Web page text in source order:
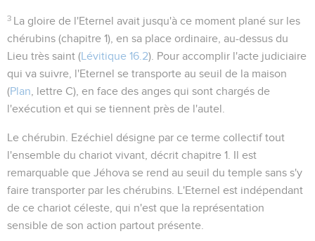
3 La gloire de l'Eternel avait jusqu'à ce moment plané sur les
chérubins (chapitre 1), en sa place ordinaire, au-dessus du
Lieu très saint (Lévitique 16.2). Pour accomplir l'acte judiciaire
qui va suivre, l'Eternel se transporte au seuil de la maison
(Plan , lettre C), en face des anges qui sont chargés de
l'exécution et qui se tiennent près de l'autel.
Le chérubin . Ezéchiel désigne par ce terme collectif tout
l'ensemble du chariot vivant, décrit chapitre 1. Il est
remarquable que Jéhova se rend au seuil du temple sans s'y
faire transporter par les chérubins. L'Eternel est indépendant
de ce chariot céleste, qui n'est que la représentation
sensible de son action partout présente.